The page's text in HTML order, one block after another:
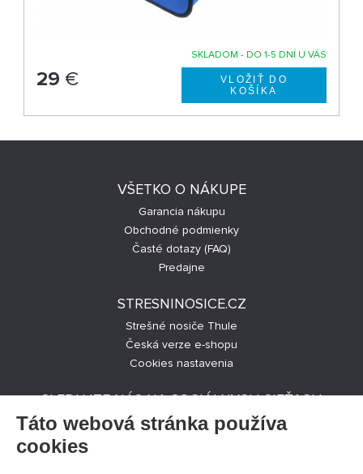
SKLADOM - DO 1-5 DNÍ U VÁS
29 €
VŠETKO O NÁKUPE
Garancia nákupu
Obchodné podmienky
Časté dotazy (FAQ)
Predajne
STRESNINOSICE.CZ
Strešné nosiče Thule
Česká verze e-shopu
Cookies nastavenia
SLEDUJTE NÁS NA SOCIÁLNYCH SIEŤACH
Táto webová stránka používa
cookies